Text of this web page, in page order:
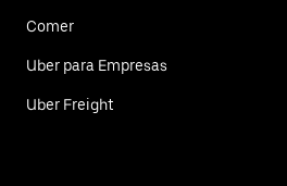
Comer
Uber para Empresas
Uber Freight